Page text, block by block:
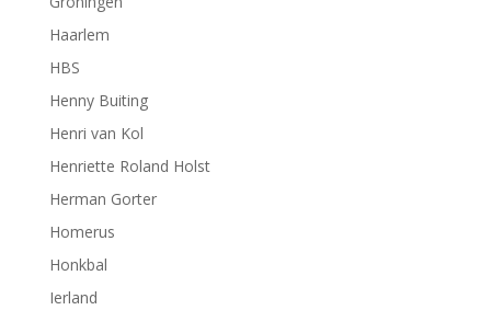
Haarlem
HBS
Henny Buiting
Henri van Kol
Henriette Roland Holst
Herman Gorter
Homerus
Honkbal
Ierland